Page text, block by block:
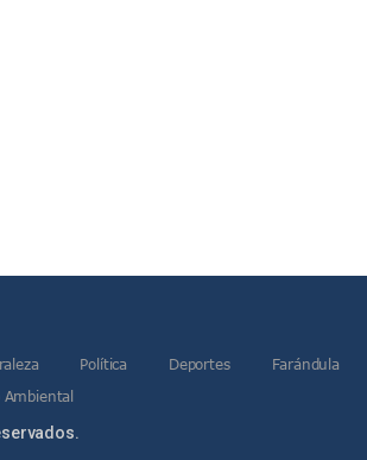
Política Deportes
Farándula